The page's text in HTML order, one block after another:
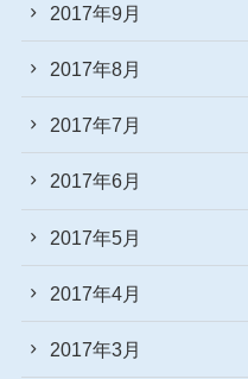
2017年9月
2017年8月
2017年7月
2017年6月
2017年5月
2017年4月
2017年3月